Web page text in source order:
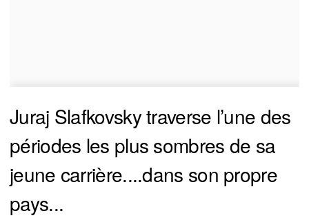
Juraj Slafkovsky traverse l’une des
périodes les plus sombres de sa
jeune carrière....dans son propre
pays...